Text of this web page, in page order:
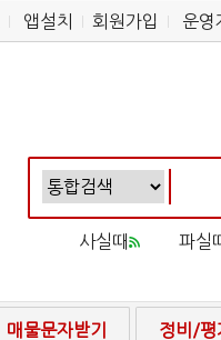
앱설치 회원가입 운영
사실때 파실
매물문자받기 정비/평